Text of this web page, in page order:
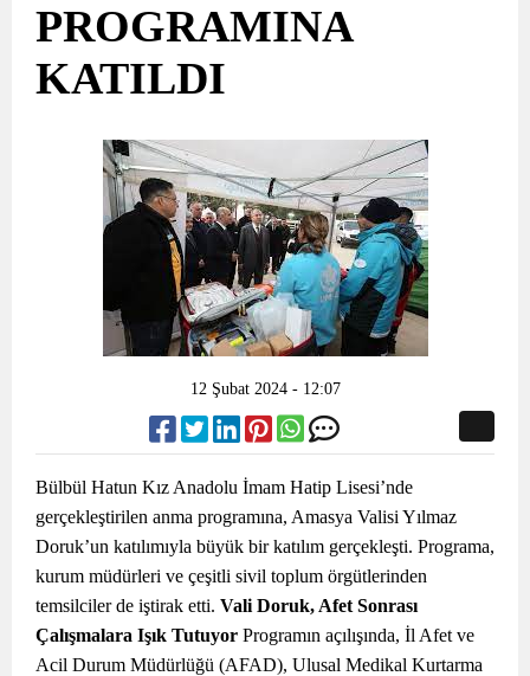
PROGRAMINA
KATILDI
12 Şubat 2024 - 12:07
Bülbül Hatun Kız Anadolu İmam Hatip Lisesi’nde
gerçekleştirilen anma programına, Amasya Valisi Yılmaz
Doruk’un katılımıyla büyük bir katılım gerçekleşti. Programa,
kurum müdürleri ve çeşitli sivil toplum örgütlerinden
temsilciler de iştirak etti. Vali Doruk, Afet Sonrası
Çalışmalara Işık Tutuyor Programın açılışında, İl Afet ve
Acil Durum Müdürlüğü (AFAD), Ulusal Medikal Kurtarma